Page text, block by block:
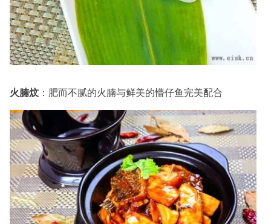
火腩炆：肥而不腻的火腩与鲜美的懵仔鱼完美配合